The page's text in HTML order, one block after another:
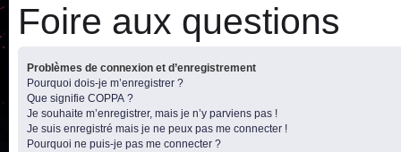
Foire aux questions
Problèmes de connexion et d’enregistrement
Pourquoi dois-je m’enregistrer ?
Que signifie COPPA ?
Je souhaite m’enregistrer, mais je n’y parviens pas !
Je suis enregistré mais je ne peux pas me connecter !
Pourquoi ne puis-je pas me connecter ?